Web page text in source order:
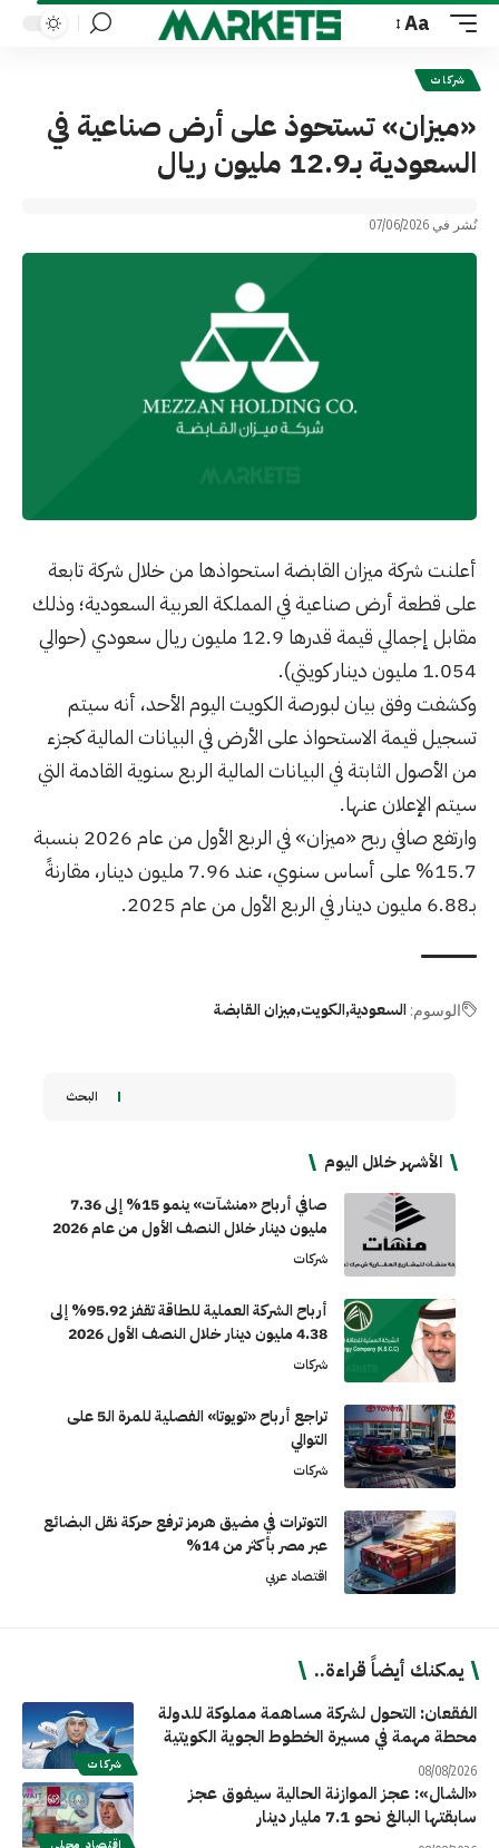
Font
Resizer
Aa
شركات
«ميزان» تستحوذ على أرض صناعية في
السعودية بـ12.9 مليون ريال
نُشر في 07/06/2026
أعلنت شركة ميزان القابضة استحواذها من خلال شركة تابعة
على قطعة أرض صناعية في المملكة العربية السعودية؛ وذلك
مقابل إجمالي قيمة قدرها 12.9 مليون ريال سعودي (حوالي
1.054 مليون دينار كويتي).
وكشفت وفق بيان لبورصة الكويت اليوم الأحد، أنه سيتم
تسجيل قيمة الاستحواذ على الأرض في البيانات المالية كجزء
من الأصول الثابتة في البيانات المالية الربع سنوية القادمة التي
سيتم الإعلان عنها.
وارتفع صافي ربح «ميزان» في الربع الأول من عام 2026 بنسبة
15.7% على أساس سنوي، عند 7.96 مليون دينار، مقارنةً
بـ6.88 مليون دينار في الربع الأول من عام 2025.
الوسوم: السعوديةالكويت ميزان القابضة
البحث
الأشهر خلال اليوم
صافي أرباح «منشآت» ينمو 15% إلى 7.36
مليون دينار خلال النصف الأول من عام 2026
شركات
أرباح الشركة العملية للطاقة تقفز 95.92% إلى
4.38 مليون دينار خلال النصف الأول 2026
شركات
تراجع أرباح «تويوتا» الفصلية للمرة الـ5 على
التوالي
شركات
التوترات في مضيق هرمز ترفع حركة نقل البضائع
عبر مصر بأكثر من 14%
اقتصاد عربي
يمكنك أيضاً قراءة..
شركات
الفقعان: التحول لشركة مساهمة مملوكة للدولة
محطة مهمة في مسيرة الخطوط الجوية الكويتية
08/08/2026
اقتصاد محلي
«الشال»: عجز الموازنة الحالية سيفوق عجز
سابقتها البالغ نحو 7.1 مليار دينار